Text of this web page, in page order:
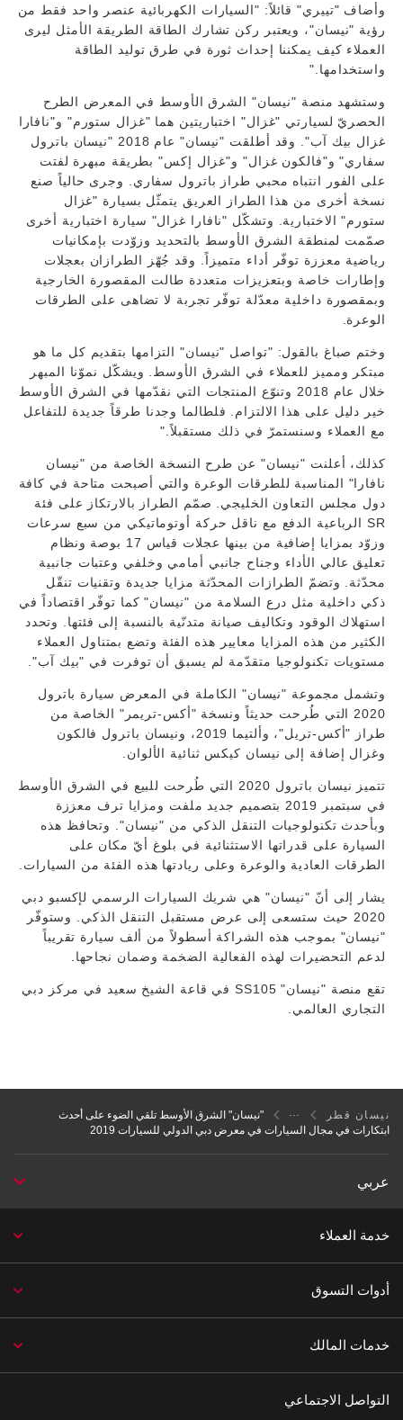
وأضاف "تييري" قائلاً: "السيارات الكهربائية عنصر واحد فقط من
رؤية "نيسان"، ويعتبر ركن تشارك الطاقة الطريقة الأمثل ليرى
العملاء كيف يمكننا إحداث ثورة في طرق توليد الطاقة
واستخدامها."
وستشهد منصة "نيسان" الشرق الأوسط في المعرض الطرح
الحصريّ لسيارتي "غزال" اختباريتين هما "غزال ستورم" و"نافارا
غزال بيك آب". وقد أطلقت "نيسان" عام 2018 "نيسان باترول
سفاري" و"فالكون غزال" و"غزال إكس" بطريقة مبهرة لفتت
على الفور انتباه محبي طراز باترول سفاري. وجرى حالياً صنع
نسخة أخرى من هذا الطراز العريق يتمثّل بسيارة "غزال
ستورم" الاختبارية. وتشكّل "نافارا غزال" سيارة اختبارية أخرى
صمّمت لمنطقة الشرق الأوسط بالتحديد وزوّدت بإمكانيات
رياضية معززة توفّر أداء متميزاً. وقد جُهّز الطرازان بعجلات
وإطارات خاصة وبتعزيزات متعددة طالت المقصورة الخارجية
وبمقصورة داخلية معدّلة توفّر تجربة لا تضاهى على الطرقات
الوعرة.
وختم صباغ بالقول: "تواصل "نيسان" التزامها بتقديم كل ما هو
مبتكر ومميز للعملاء في الشرق الأوسط. ويشكّل نموّنا المبهر
خلال عام 2018 وتنوّع المنتجات التي نقدّمها في الشرق الأوسط
خير دليل على هذا الالتزام. فلطالما وجدنا طرقاً جديدة للتفاعل
مع العملاء وسنستمرّ في ذلك مستقبلاً."
كذلك، أعلنت "نيسان" عن طرح النسخة الخاصة من "نيسان
نافارا" المناسبة للطرقات الوعرة والتي أصبحت متاحة في كافة
دول مجلس التعاون الخليجي. صمّم الطراز بالارتكاز على فئة
SR الرباعية الدفع مع ناقل حركة أوتوماتيكي من سبع سرعات
وزوّد بمزايا إضافية من بينها عجلات قياس 17 بوصة ونظام
تعليق عالي الأداء وجناح جانبي أمامي وخلفي وعتبات جانبية
محدّثة. وتضمّ الطرازات المحدّثة مزايا جديدة وتقنيات تنقّل
ذكي داخلية مثل درع السلامة من "نيسان" كما توفّر اقتصاداً في
استهلاك الوقود وتكاليف صيانة متدنّية بالنسبة إلى فئتها. وتحدد
الكثير من هذه المزايا معايير هذه الفئة وتضع بمتناول العملاء
مستويات تكنولوجيا متقدّمة لم يسبق أن توفرت في "بيك آب".
وتشمل مجموعة "نيسان" الكاملة في المعرض سيارة باترول
2020 التي طُرحت حديثاً ونسخة "أكس-تريمر" الخاصة من
طراز "أكس-تريل"، وألتيما 2019، ونيسان باترول فالكون
وغزال إضافة إلى نيسان كيكس ثنائية الألوان.
تتميز نيسان باترول 2020 التي طُرحت للبيع في الشرق الأوسط
في سبتمبر 2019 بتصميم جديد ملفت ومزايا ترف معززة
وبأحدث تكنولوجيات التنقل الذكي من "نيسان". وتحافظ هذه
السيارة على قدراتها الاستثنائية في بلوغ أيّ مكان على
الطرقات العادية والوعرة وعلى ريادتها هذه الفئة من السيارات.
يشار إلى أنّ "نيسان" هي شريك السيارات الرسمي لإكسبو دبي
2020 حيث ستسعى إلى عرض مستقبل التنقل الذكي. وستوفّر
"نيسان" بموجب هذه الشراكة أسطولاً من ألف سيارة تقريباً
لدعم التحضيرات لهذه الفعالية الضخمة وضمان نجاحها.
تقع منصة "نيسان" SS105 في قاعة الشيخ سعيد في مركز دبي
التجاري العالمي.
نيسان قطر
"نيسان" الشرق الأوسط تلقي الضوء على أحدث
ابتكارات في مجال السيارات في معرض دبي الدولي للسيارات 2019
عربي
ة
خدمة العملاء
أدوات التسوق
خدمات المالك
التواصل الاجتماعي